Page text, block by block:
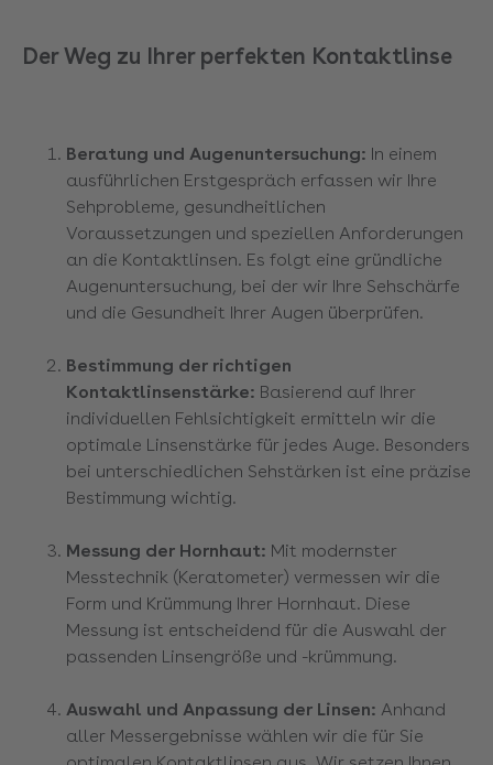
Der Weg zu Ihrer perfekten Kontaktlinse
Beratung und Augenuntersuchung: In einem
ausführlichen Erstgespräch erfassen wir Ihre
Sehprobleme, gesundheitlichen
Voraussetzungen und speziellen Anforderungen
an die Kontaktlinsen. Es folgt eine gründliche
Augenuntersuchung, bei der wir Ihre Sehschärfe
und die Gesundheit Ihrer Augen überprüfen.
Bestimmung der richtigen
Kontaktlinsenstärke: Basierend auf Ihrer
individuellen Fehlsichtigkeit ermitteln wir die
optimale Linsenstärke für jedes Auge. Besonders
bei unterschiedlichen Sehstärken ist eine präzise
Bestimmung wichtig.
Messung der Hornhaut: Mit modernster
Messtechnik (Keratometer) vermessen wir die
Form und Krümmung Ihrer Hornhaut. Diese
Messung ist entscheidend für die Auswahl der
passenden Linsengröße und -krümmung.
Auswahl und Anpassung der Linsen: Anhand
aller Messergebnisse wählen wir die für Sie